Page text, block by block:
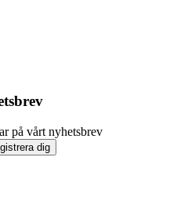
på vårt nyhetsbrev
dig